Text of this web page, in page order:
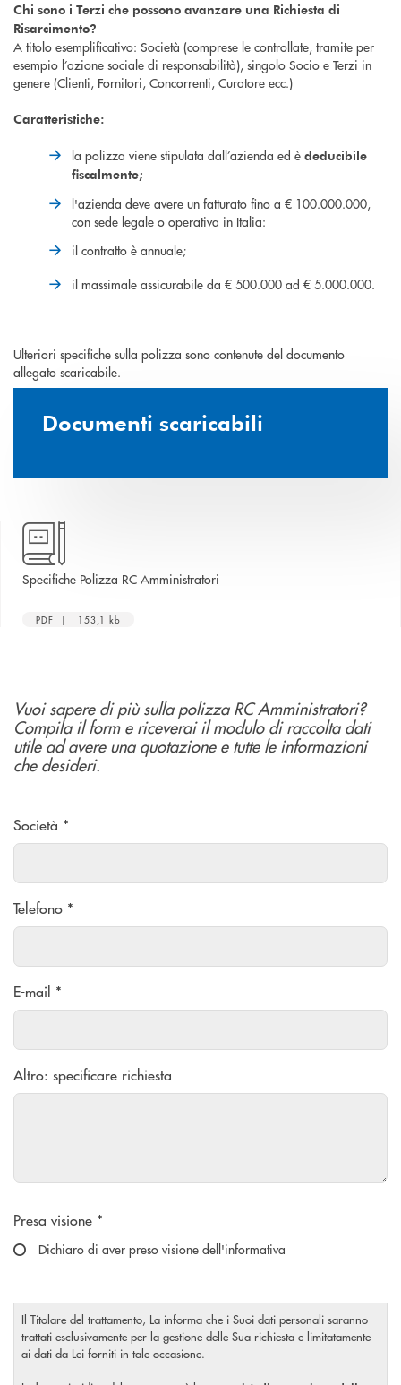
Chi sono i Terzi che possono avanzare una Richiesta di
Risarcimento?
A titolo esemplificativo: Società (comprese le controllate, tramite per
esempio l’azione sociale di responsabilità), singolo Socio e Terzi in
genere (Clienti, Fornitori, Concorrenti, Curatore ecc.)
Caratteristiche:
la polizza viene stipulata dall’azienda ed è deducibile
fiscalmente;
l'azienda deve avere un fatturato fino a € 100.000.000,
con sede legale o operativa in Italia:
il contratto è annuale;
il massimale assicurabile da € 500.000 ad € 5.000.000.
Ulteriori specifiche sulla polizza sono contenute del documento
allegato scaricabile.
Documenti scaricabili
Specifiche Polizza RC Amministratori
PDF | 153,1 kb
Vuoi sapere di più sulla polizza RC Amministratori?
Compila il form e riceverai il modulo di raccolta dati
utile ad avere una quotazione e tutte le informazioni
che desideri.
Società *
Telefono *
E-mail *
Altro: specificare richiesta
Scegliere un'opzione
Presa visione *
Dichiaro di aver preso visione dell'informativa
Il Titolare del trattamento, La informa che i Suoi dati personali saranno
trattati esclusivamente per la gestione delle Sua richiesta e limitatamente
ai dati da Lei forniti in tale occasione.